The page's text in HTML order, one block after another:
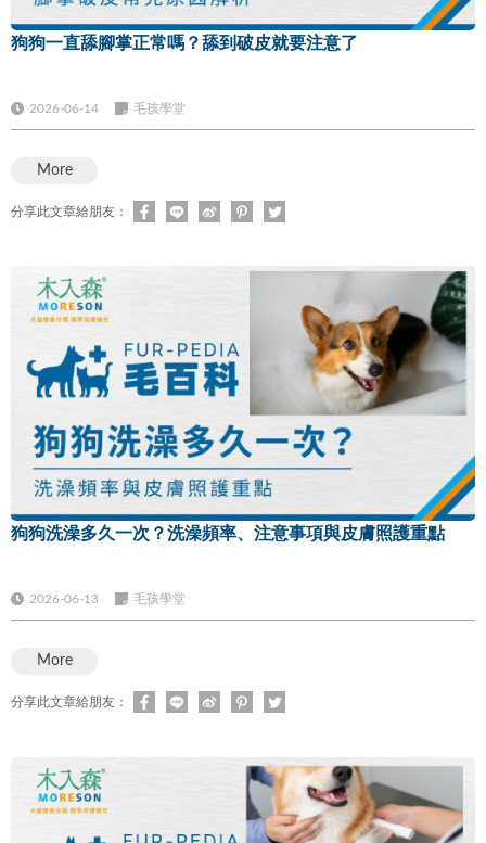
狗狗一直舔腳掌正常嗎？舔到破皮就要注意了
2026-06-14 毛孩學堂
More
分享此文章給朋友：
狗狗洗澡多久一次？洗澡頻率、注意事項與皮膚照護重點
2026-06-13 毛孩學堂
More
分享此文章給朋友：